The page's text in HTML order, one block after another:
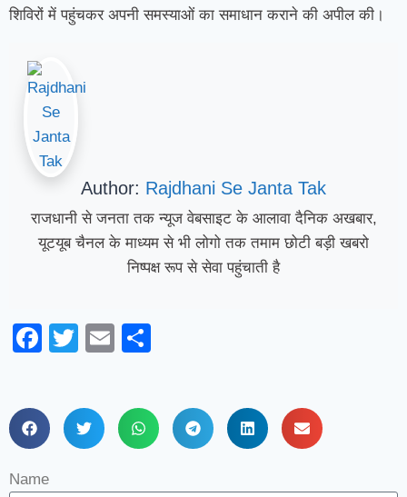
शिविरों में पहुंचकर अपनी समस्याओं का समाधान कराने की अपील की।
Author: Rajdhani Se Janta Tak
राजधानी से जनता तक न्यूज वेबसाइट के आलावा दैनिक अखबार,
यूटयूब चैनल के माध्यम से भी लोगो तक तमाम छोटी बड़ी खबरो
निष्पक्ष रूप से सेवा पहुंचाती है
Facebook
TwitterEmail
Name